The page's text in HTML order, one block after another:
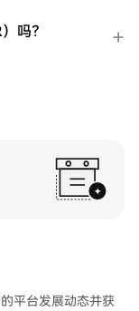
吗？
平台发展动态并获